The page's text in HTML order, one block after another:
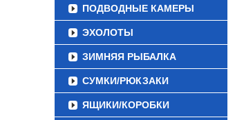
ПОДВОДНЫЕ КАМЕРЫ
ЭХОЛОТЫ
ЗИМНЯЯ РЫБАЛКА
СУМКИ/РЮКЗАКИ
ЯЩИКИ/КОРОБКИ